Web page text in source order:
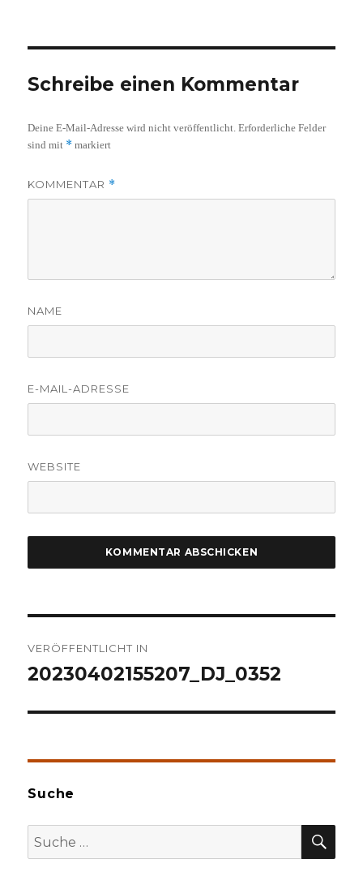
Schreibe einen Kommentar
Deine E-Mail-Adresse wird nicht veröffentlicht. Erforderliche Felder
sind mit * markiert
KOMMENTAR *
NAME
E-MAIL-ADRESSE
WEBSITE
VERÖFFENTLICHT IN
20230402155207_DJ_0352
Suche
Suche
nach: